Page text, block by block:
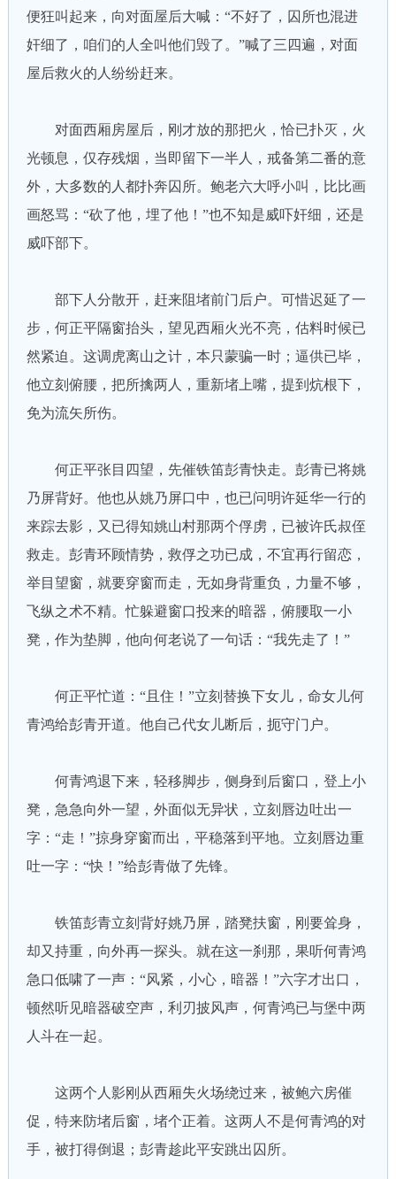
便狂叫起来，向对面屋后大喊：“不好了，囚所也混进
奸细了，咱们的人全叫他们毁了。”喊了三四遍，对面
屋后救火的人纷纷赶来。
对面西厢房屋后，刚才放的那把火，恰已扑灭，火
光顿息，仅存残烟，当即留下一半人，戒备第二番的意
外，大多数的人都扑奔囚所。鲍老六大呼小叫，比比画
画怒骂：“砍了他，埋了他！”也不知是威吓奸细，还是
威吓部下。
部下人分散开，赶来阻堵前门后户。可惜迟延了一
步，何正平隔窗抬头，望见西厢火光不亮，估料时候已
然紧迫。这调虎离山之计，本只蒙骗一时；逼供已毕，
他立刻俯腰，把所擒两人，重新堵上嘴，提到炕根下，
免为流矢所伤。
何正平张目四望，先催铁笛彭青快走。彭青已将姚
乃屏背好。他也从姚乃屏口中，也已问明许延华一行的
来踪去影，又已得知姚山村那两个俘虏，已被许氏叔侄
救走。彭青环顾情势，救俘之功已成，不宜再行留恋，
举目望窗，就要穿窗而走，无如身背重负，力量不够，
飞纵之术不精。忙躲避窗口投来的暗器，俯腰取一小
凳，作为垫脚，他向何老说了一句话：“我先走了！”
何正平忙道：“且住！”立刻替换下女儿，命女儿何
青鸿给彭青开道。他自己代女儿断后，扼守门户。
何青鸿退下来，轻移脚步，侧身到后窗口，登上小
凳，急急向外一望，外面似无异状，立刻唇边吐出一
字：“走！”掠身穿窗而出，平稳落到平地。立刻唇边重
吐一字：“快！”给彭青做了先锋。
铁笛彭青立刻背好姚乃屏，踏凳扶窗，刚要耸身，
却又持重，向外再一探头。就在这一刹那，果听何青鸿
急口低啸了一声：“风紧，小心，暗器！”六字才出口，
顿然听见暗器破空声，利刃披风声，何青鸿已与堡中两
人斗在一起。
这两个人影刚从西厢失火场绕过来，被鲍六房催
促，特来防堵后窗，堵个正着。这两人不是何青鸿的对
手，被打得倒退；彭青趁此平安跳出囚所。